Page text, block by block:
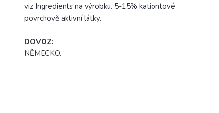
viz Ingredients na výrobku. 5-15% kationtové
povrchově aktivní látky.
DOVOZ:
NĚMECKO.